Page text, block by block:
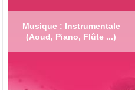
Musique : Instrumentale
(Aoud, Piano, Flûte ...)